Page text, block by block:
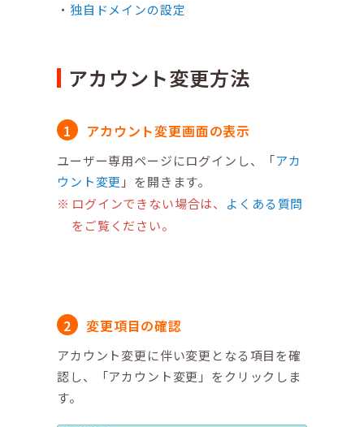
独自ドメインの設定
アカウント変更方法
アカウント変更画面の表示
ユーザー専用ページにログインし、「アカ
ウント変更 」を開きます。
ログインできない場合は、 よくある質問
をご覧ください。
変更項目の確認
アカウント変更に伴い変更となる項目を確
認し、「アカウント変更」をクリックしま
す。